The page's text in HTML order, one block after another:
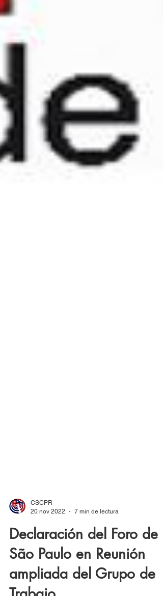
CSCPR
Declaración del Foro de
São Paulo en Reunión
ampliada del Grupo de